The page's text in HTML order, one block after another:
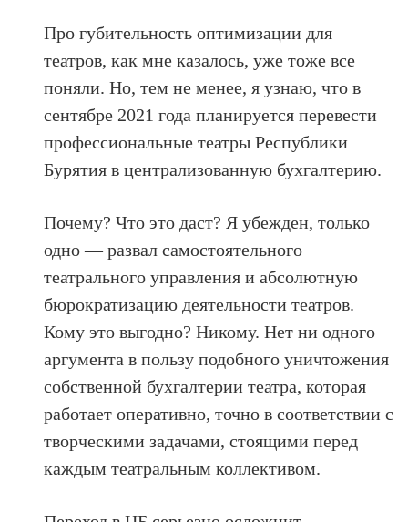
Про губительность оптимизации для
театров, как мне казалось, уже тоже все
поняли. Но, тем не менее, я узнаю, что в
сентябре 2021 года планируется перевести
профессиональные театры Республики
Бурятия в централизованную бухгалтерию.
Почему? Что это даст? Я убежден, только
одно — развал самостоятельного
театрального управления и абсолютную
бюрократизацию деятельности театров.
Кому это выгодно? Никому. Нет ни одного
аргумента в пользу подобного уничтожения
собственной бухгалтерии театра, которая
работает оперативно, точно в соответствии с
творческими задачами, стоящими перед
каждым театральным коллективом.